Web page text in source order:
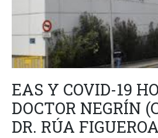
EAS Y COVID-19
DOCTOR NEGRÍN
DR. RÚA FIGUEROA